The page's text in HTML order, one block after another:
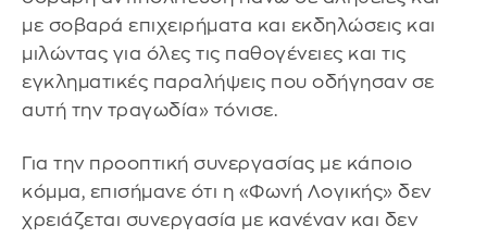
με σοβαρά επιχειρήματα και εκδηλώσεις και
μιλώντας για όλες τις παθογένειες και τις
εγκληματικές παραλήψεις που οδήγησαν σε
αυτή την τραγωδία» τόνισε.
Για την προοπτική συνεργασίας με κάποιο
κόμμα, επισήμανε ότι η «Φωνή Λογικής» δεν
χρειάζεται συνεργασία με κανέναν και δεν